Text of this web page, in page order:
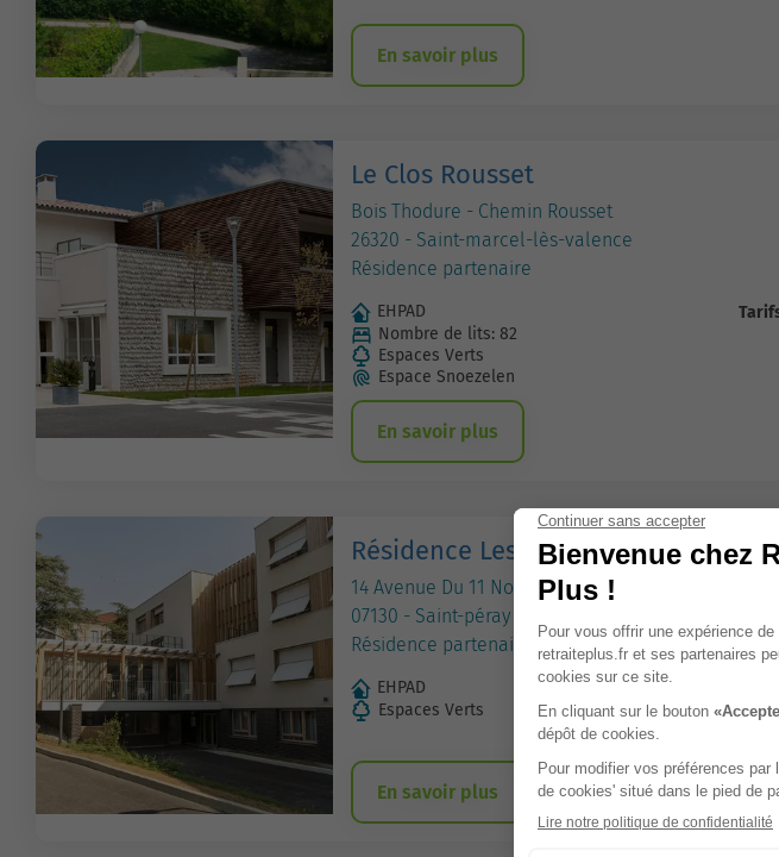
En savoir plus
Le Clos Rousset
Bois Thodure - Chemin Rousset
26320 - Saint-marcel-lès-valence
Résidence partenaire
EHPAD
Nombre de lits: 82
Espaces Verts
Espace Snoezelen
En savoir plus
Résidence Les Bains
14 Avenue Du 11 Novembre
07130 - Saint-péray
Résidence partenaire
EHPAD
Espaces Verts
Avis
En savoir plus